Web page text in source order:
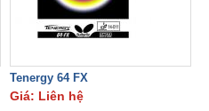
Tenergy 64 FX
Giá: Liên hệ